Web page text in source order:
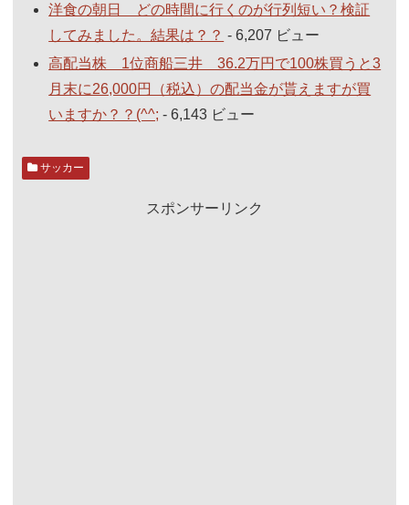
洋食の朝日 どの時間に行くのが行列短い？検証
してみました。結果は？？ - 6,207 ビュー
高配当株 1位商船三井 36.2万円で100株買うと3
月末に26,000円（税込）の配当金が貰えますが買
いますか？？(^^; - 6,143 ビュー
サッカー
スポンサーリンク